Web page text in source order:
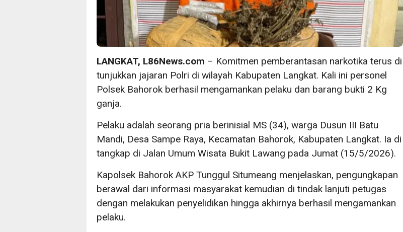
LANGKAT, L86News.com – Komitmen pemberantasan narkotika terus di
tunjukkan jajaran Polri di wilayah Kabupaten Langkat. Kali ini personel
Polsek Bahorok berhasil mengamankan pelaku dan barang bukti 2 Kg
ganja.
Pelaku adalah seorang pria berinisial MS (34), warga Dusun III Batu
Mandi, Desa Sampe Raya, Kecamatan Bahorok, Kabupaten Langkat. Ia di
tangkap di Jalan Umum Wisata Bukit Lawang pada Jumat (15/5/2026).
Kapolsek Bahorok AKP Tunggul Situmeang menjelaskan, pengungkapan
berawal dari informasi masyarakat kemudian di tindak lanjuti petugas
dengan melakukan penyelidikan hingga akhirnya berhasil mengamankan
pelaku.